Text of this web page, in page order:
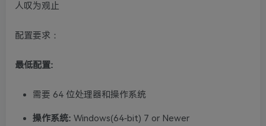
人叹为观止
配置要求：
最低配置:
需要 64 位处理器和操作系统
操作系统: Windows(64-bit) 7 or Newer